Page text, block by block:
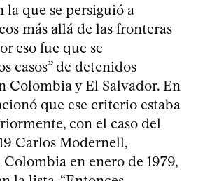
la que se persiguió a
más allá de las fronteras
eso fue que se
casos” de detenidos
Colombia y El Salvador. En
que ese criterio estaba
con el caso del
Carlos Modernell,
en enero de 1979,